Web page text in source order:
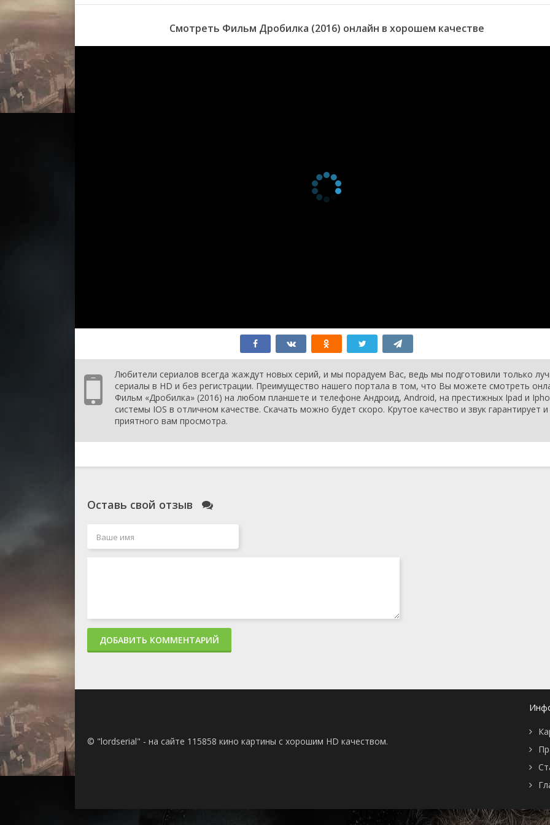
Смотреть Фильм Дробилка (2016) онлайн в хорошем качестве
Любители сериалов всегда жаждут новых серий, и мы порадуем Вас, ведь мы подготовили только
сериалы в HD и без регистрации. Преимущество нашего портала в том, что Вы можете смотреть
Фильм «Дробилка» (2016) на любом планшете и телефоне Андроид, Android, на престижных Ipad и
системы IOS в отличном качестве. Скачать можно будет скоро. Крутое качество и звук гарантирует и
приятного вам просмотра.
Оставь свой отзыв
ДОБАВИТЬ КОММЕНТАРИЙ
© "lordserial" - на сайте 115858 кино картины с хорошим HD качеством.